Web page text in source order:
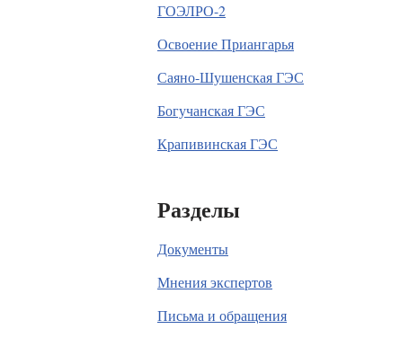
ГОЭЛРО-2
Освоение Приангарья
Саяно-Шушенская ГЭС
Богучанская ГЭС
Крапивинская ГЭС
Разделы
Документы
Мнения экспертов
Письма и обращения